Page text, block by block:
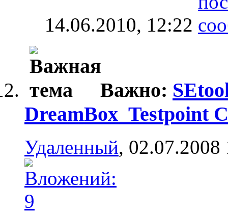
14.06.2010, 12:22
Важно:
DreamBox_Testpoint
Удаленный, 02.07.2008